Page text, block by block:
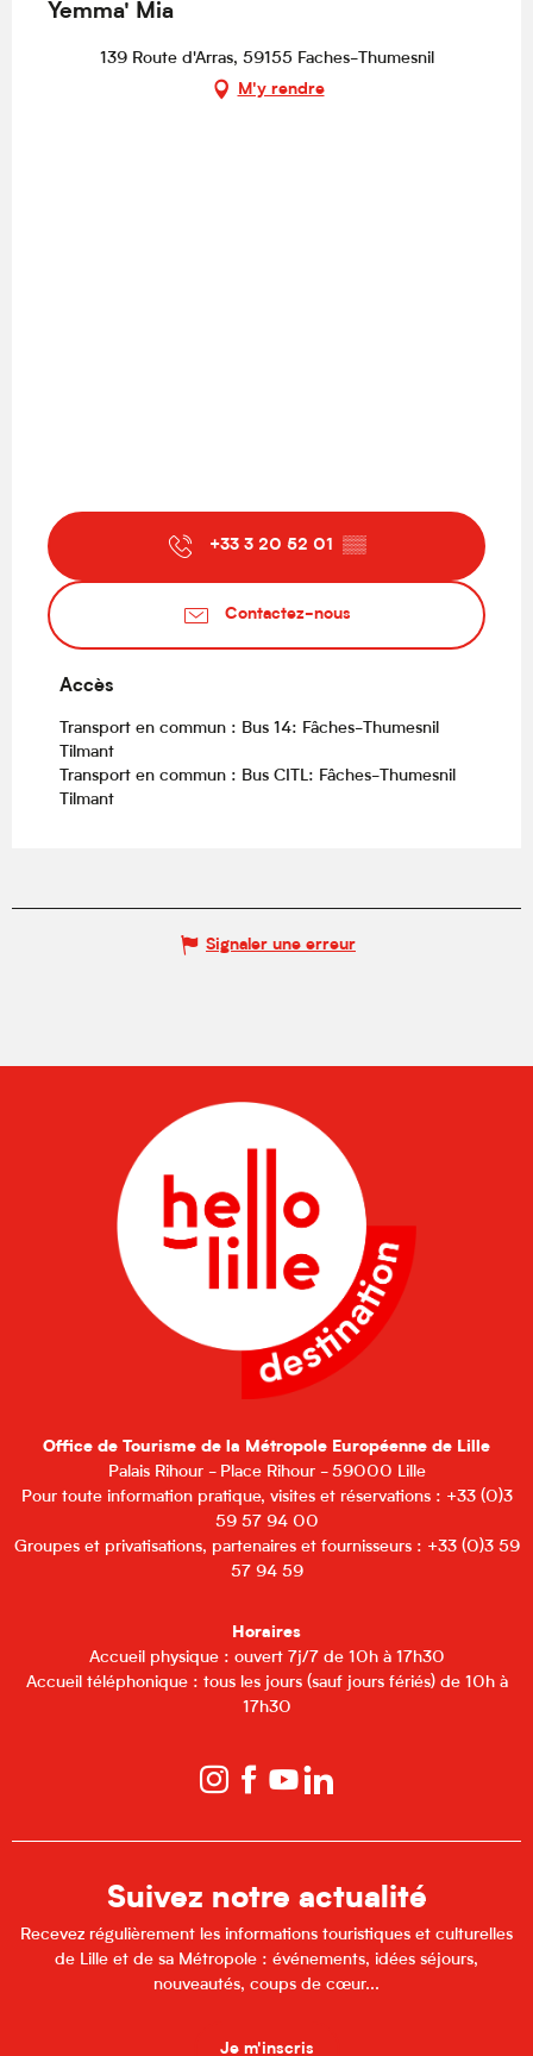
Yemma' Mia
139 Route d'Arras, 59155 Faches-Thumesnil
M'y rendre
+33 3 20 52 01 ▒▒
Contactez-nous
Accès
Accès
Transport en commun : Bus 14: Fâches-Thumesnil
Tilmant
Transport en commun : Bus CITL: Fâches-Thumesnil
Tilmant
Signaler une erreur
Office de Tourisme de la Métropole Européenne de Lille
Palais Rihour - Place Rihour - 59000 Lille
Pour toute information pratique, visites et réservations : +33 (0)3
59 57 94 00
Groupes et privatisations, partenaires et fournisseurs : +33 (0)3 59
57 94 59
Horaires
Accueil physique : ouvert 7j/7 de 10h à 17h30
Accueil téléphonique : tous les jours (sauf jours fériés) de 10h à
17h30
Suivez notre actualité
Recevez régulièrement les informations touristiques et culturelles
de Lille et de sa Métropole : événements, idées séjours,
nouveautés, coups de cœur...
Je m'inscris